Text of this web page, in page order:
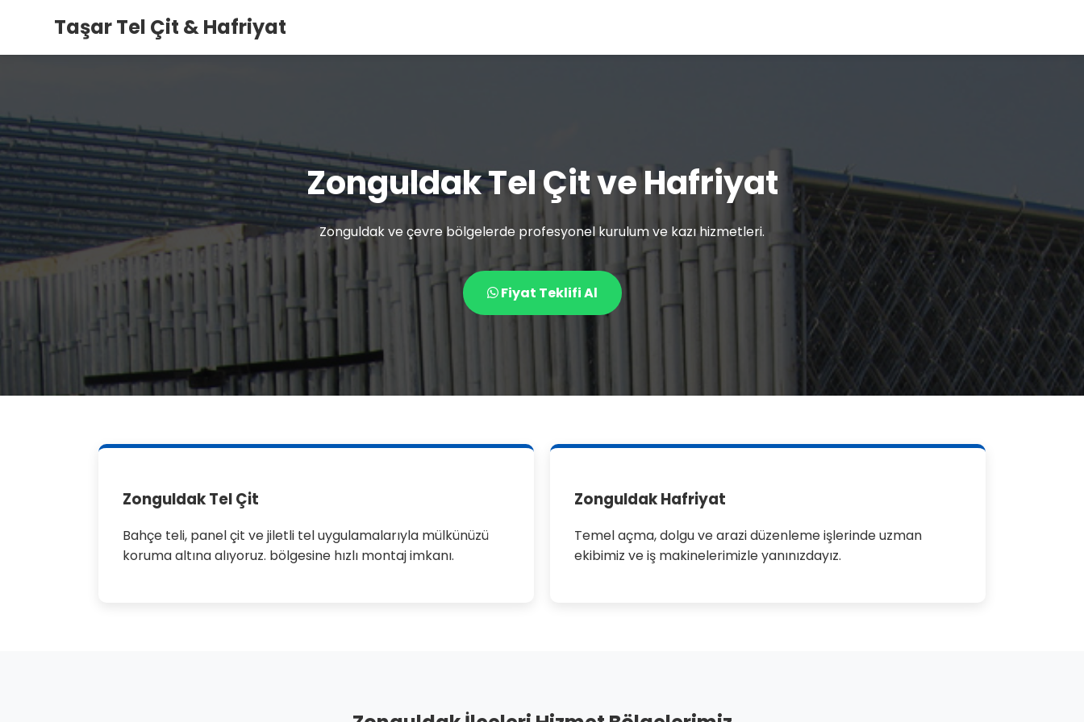
Taşar Tel Çit & Hafriyat
Zonguldak Tel Çit ve Hafriyat
Zonguldak ve çevre bölgelerde profesyonel kurulum ve kazı hizmetleri.
Fiyat Teklifi Al
Zonguldak Tel Çit
Bahçe teli, panel çit ve jiletli tel uygulamalarıyla mülkünüzü
koruma altına alıyoruz. bölgesine hızlı montaj imkanı.
Zonguldak Hafriyat
Temel açma, dolgu ve arazi düzenleme işlerinde uzman
ekibimiz ve iş makinelerimizle yanınızdayız.